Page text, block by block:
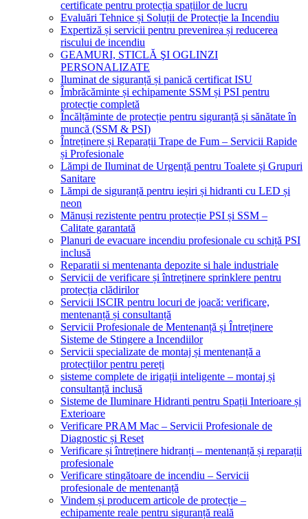
certificate pentru protecția spațiilor de lucru
Evaluări Tehnice și Soluții de Protecție la Incendiu
Expertiză și servicii pentru prevenirea și reducerea
riscului de incendiu
GEAMURI, STICLĂ ŞI OGLINZI
PERSONALIZATE
Iluminat de siguranță și panică certificat ISU
Îmbrăcăminte și echipamente SSM și PSI pentru
protecție completă
Încălțăminte de protecție pentru siguranță și sănătate în
muncă (SSM & PSI)
Întreținere și Reparații Trape de Fum – Servicii Rapide
și Profesionale
Lămpi de Iluminat de Urgență pentru Toalete și Grupuri
Sanitare
Lămpi de siguranță pentru ieșiri și hidranti cu LED și
neon
Mănuși rezistente pentru protecție PSI și SSM –
Calitate garantată
Planuri de evacuare incendiu profesionale cu schiță PSI
inclusă
Reparatii si mentenanta depozite si hale industriale
Servicii de verificare și întreținere sprinklere pentru
protecția clădirilor
Servicii ISCIR pentru locuri de joacă: verificare,
mentenanță și consultanță
Servicii Profesionale de Mentenanță și Întreținere
Sisteme de Stingere a Incendiilor
Servicii specializate de montaj și mentenanță a
protecțiilor pentru pereți
sisteme complete de irigații inteligente – montaj și
consultanță inclusă
Sisteme de Iluminare Hidranti pentru Spații Interioare și
Exterioare
Verificare PRAM Mac – Servicii Profesionale de
Diagnostic și Reset
Verificare și întreținere hidranți – mentenanță și reparații
profesionale
Verificare stingătoare de incendiu – Servicii
profesionale de mentenanță
Vindem și producem articole de protecție –
echipamente reale pentru siguranță reală